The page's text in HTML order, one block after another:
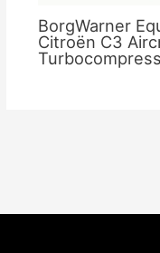
BorgWarner
Citroën C3